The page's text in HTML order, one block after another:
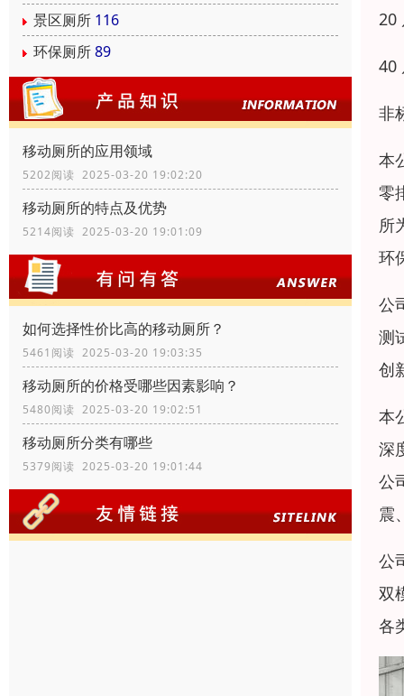
景区厕所 116
环保厕所89
移动厕所的应用领域
5202阅读 2025-03-20 19:02:20
移动厕所的特点及优势
5214阅读 2025-03-20 19:01:09
如何选择性价比高的移动厕所？
5461阅读 2025-03-20 19:03:35
移动厕所的价格受哪些因素影响？
5480阅读 2025-03-20 19:02:51
移动厕所分类有哪些
5379阅读 2025-03-20 19:01:44
20
40
非
本
零
所
环
公
测
创
本
深
公
震
公
双
各